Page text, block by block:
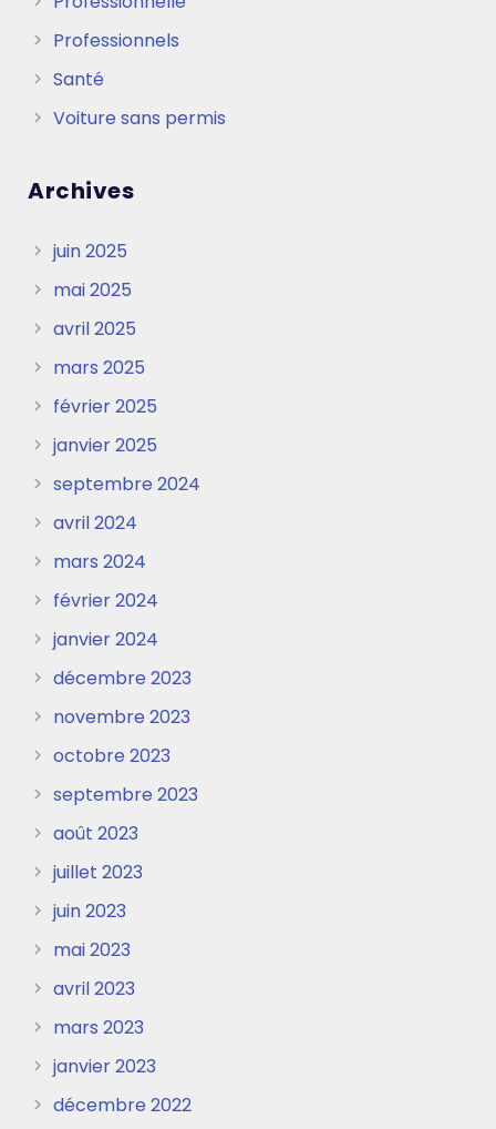
Professionnels
Santé
Voiture sans permis
Archives
juin 2025
mai 2025
avril 2025
mars 2025
février 2025
janvier 2025
septembre 2024
avril 2024
mars 2024
février 2024
janvier 2024
décembre 2023
novembre 2023
octobre 2023
septembre 2023
août 2023
juillet 2023
juin 2023
mai 2023
avril 2023
mars 2023
janvier 2023
décembre 2022